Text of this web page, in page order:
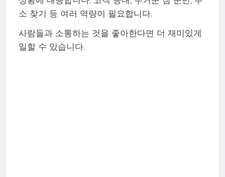
소 찾기 등 여러 역량이 필요합니다.
사람들과 소통하는 것을 좋아한다면 더 재미있게
일할 수 있습니다.